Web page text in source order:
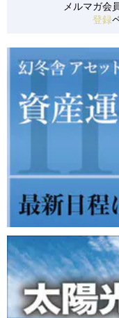
【0133】 児童発達支援
【0135】 清掃サービス
【0136】 都内のレジデ
【0130】 リピーターを
【0131】 美容系商材を
【0132】 新設のコイン
メルマガ会
登録